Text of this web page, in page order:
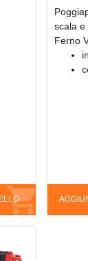
scala e
Ferno